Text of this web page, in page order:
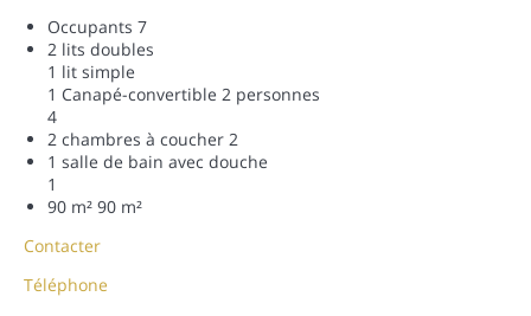
Occupants 7
2 lits doubles
1 lit simple
1 Canapé-convertible 2 personnes
4
2 chambres à coucher 2
1 salle de bain avec douche
1
90 m² 90 m²
Contacter
Téléphone